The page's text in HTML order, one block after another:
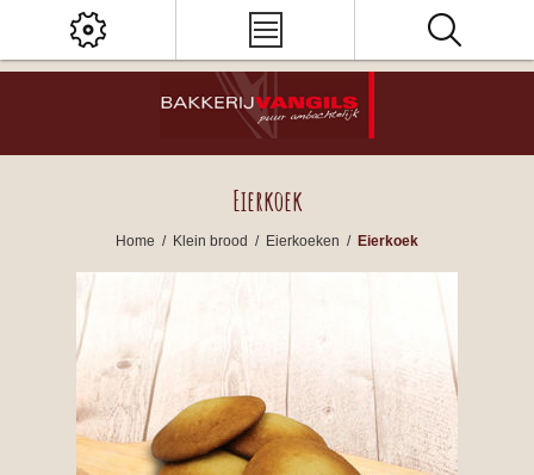
Eierkoek
Home / Klein brood / Eierkoeken / Eierkoek